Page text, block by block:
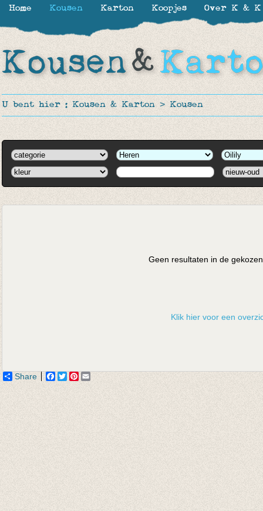
U bent hier : Kousen & Karton > Kousen
Geen resultaten in de
Klik hier voor een
Share Facebook
TwitterPinterest
Home Kousen Karton Koopjes Over K & K